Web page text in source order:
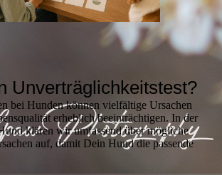
Unverträglichkeitstest?
bei Hunden können vielfältige Ursachen
erheblich beeinträchtigen. In der
klären wir umfassend über mögliche
auf, damit Dein Hund die passende